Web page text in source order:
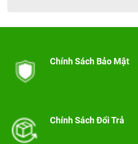
Chính Sách Bảo Mật
Chính Sách Đổi Trả